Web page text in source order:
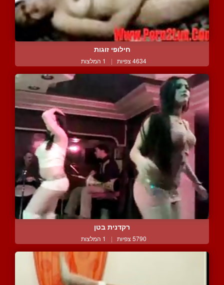
חילופי זוגות
4634 צפיות | 1 המלצות
רקדנית בטן
5790 צפיות | 1 המלצות